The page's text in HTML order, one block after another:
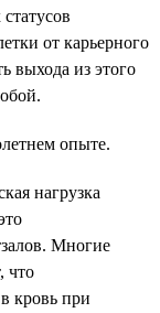
от карьерного
выхода из этого
опыте.
нагрузка
Многие
что
кровь при